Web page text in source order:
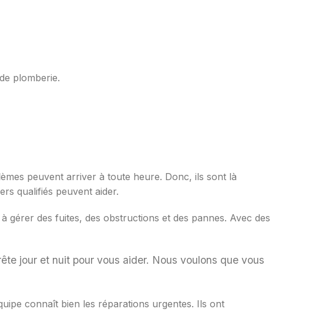
plomberie.
peuvent arriver à toute heure. Donc, ils sont là
qualifiés peuvent aider.
gérer des fuites, des obstructions et des pannes. Avec des
jour et nuit pour vous aider. Nous voulons que vous
connaît bien les réparations urgentes. Ils ont